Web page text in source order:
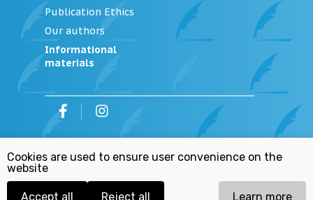
Publication Ethics
Our authors
Informational
materials
©2026 Institution «Editorial Office of the
Journal «Justice of Belarus»
Republican List of Extremist Materials
Cookies are used to ensure user convenience on the
website
Accept all Reject all Learn more